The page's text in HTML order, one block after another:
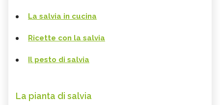
La salvia in cucina
Ricette con la salvia
Il pesto di salvia
La pianta di salvia